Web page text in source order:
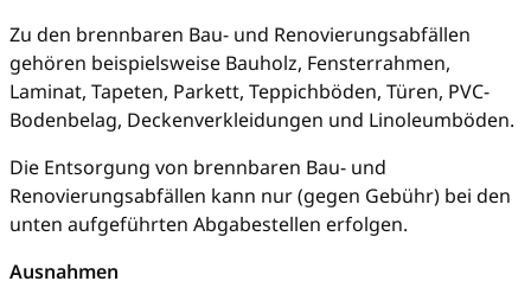
Zu den brennbaren Bau- und Renovierungsabfällen
gehören beispielsweise Bauholz, Fensterrahmen,
Laminat, Tapeten, Parkett, Teppichböden, Türen, PVC-
Bodenbelag, Deckenverkleidungen und Linoleumböden.
Die Entsorgung von brennbaren Bau- und
Renovierungsabfällen kann nur (gegen Gebühr) bei den
unten aufgeführten Abgabestellen erfolgen.
Ausnahmen